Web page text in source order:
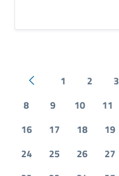
Pagina precedente
1 2 3
8
9 10 11
16
17 18 19
24
25 26 27